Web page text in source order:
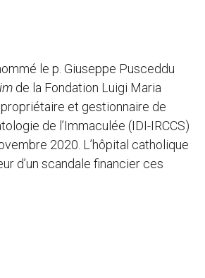
le p. Giuseppe Pusceddu
de la Fondation Luigi Maria
et gestionnaire de
de l’Immaculée (IDI-IRCCS)
2020. L’hôpital catholique
d’un scandale financier ces